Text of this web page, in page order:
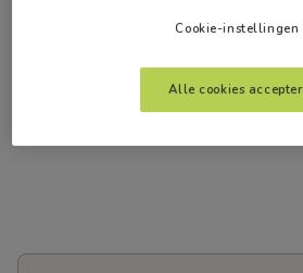
Cookie-instellingen
Alle cookies